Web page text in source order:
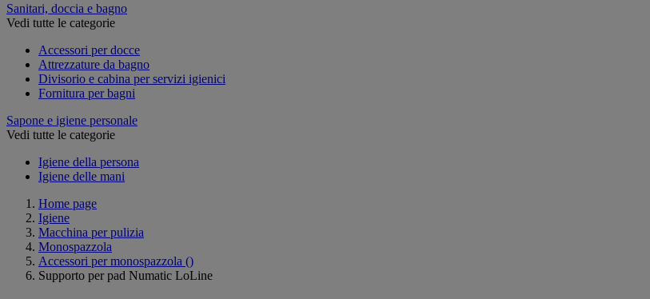
Sanitari, doccia e bagno
Vedi tutte le categorie
Accessori per docce
Attrezzature da bagno
Divisorio e cabina per servizi igienici
Fornitura per bagni
Sapone e igiene personale
Vedi tutte le categorie
Igiene della persona
Igiene delle mani
Home page
Igiene
Macchina per pulizia
Monospazzola
Accessori per monospazzola ()
Supporto per pad Numatic LoLine